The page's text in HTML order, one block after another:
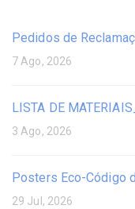
Pedidos de
7 Ago, 2026
LISTA DE
3 Ago, 2026
Posters Eco-Código
29 Jul, 2026